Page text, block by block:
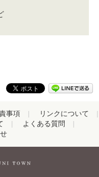
事項
リンクについて
よくある質問